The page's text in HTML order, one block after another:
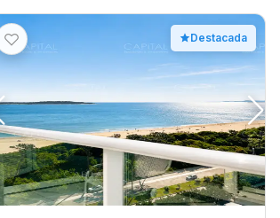
Destacada